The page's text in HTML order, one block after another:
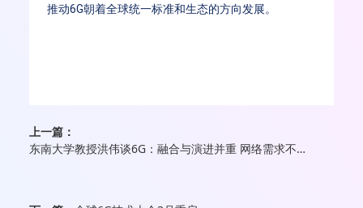
推动6G朝着全球统一标准和生态的方向发展。
上一篇：
东南大学教授洪伟谈6G：融合与演进并重 网络需求不会缺席